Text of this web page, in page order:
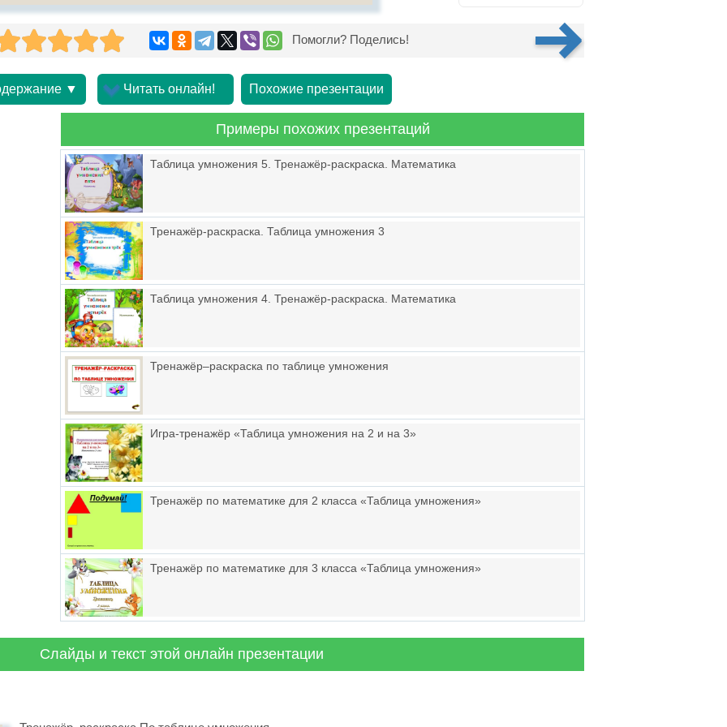
Помогли? Поделись!
▼ Читать онлайн! Похожие презентации
Примеры похожих презентаций
Таблица умножения 5. Тренажёр-раскраска. Математика
Тренажёр-раскраска. Таблица умножения 3
Таблица умножения 4. Тренажёр-раскраска. Математика
Тренажёр–раскраска по таблице умножения
Игра-тренажёр «Таблица умножения на 2 и на 3»
Тренажёр по математике для 2 класса «Таблица умножения»
Тренажёр по математике для 3 класса «Таблица умножения»
Слайды и текст этой онлайн презентации